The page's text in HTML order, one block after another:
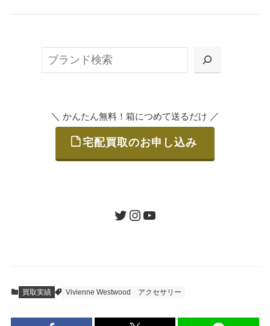
または梱包材不要の「集荷申込」からお選び
ご発送
査定結果のご承認 / 入金
到着即日に査定いたします。買取金額にご納
＼ かんたん無料！箱につめて送るだけ ／
宅配買取のお申し込み
ツイッターインスタグラムユーチューブ
買取実績 Vivienne Westwood アクセサリー